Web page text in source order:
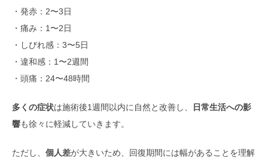
・発赤：2〜3日
・痛み：1〜2日
・しびれ感：3〜5日
・違和感：1〜2週間
・頭痛：24〜48時間
多くの症状は施術後1週間以内に自然と改善し、
日常生活への影
響も徐々に軽減していきます。
ただし、 個人差が大きいため、回復期間には幅があることを理解